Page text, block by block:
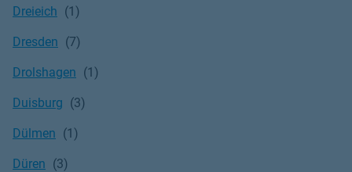
Dreieich
Dresden
Drolshagen
Duisburg
Dülmen
Düren